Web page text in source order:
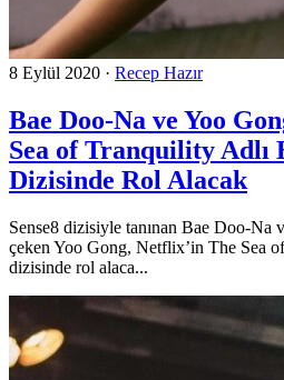
8 Eylül 2020 · Recep Hazır
Bae Doo-Na ve Yoo
Sea of Tranquility
Dizisinde Rol Alacak
Sense8 dizisiyle tanınan Bae Doo-Na
çeken Yoo Gong, Netflix’in The Sea
dizisinde rol alaca...